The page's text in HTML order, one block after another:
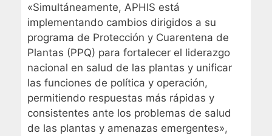
«Simultáneamente, APHIS está
implementando cambios dirigidos a su
programa de Protección y Cuarentena de
Plantas (PPQ) para fortalecer el liderazgo
nacional en salud de las plantas y unificar
las funciones de política y operación,
permitiendo respuestas más rápidas y
consistentes ante los problemas de salud
de las plantas y amenazas emergentes»,